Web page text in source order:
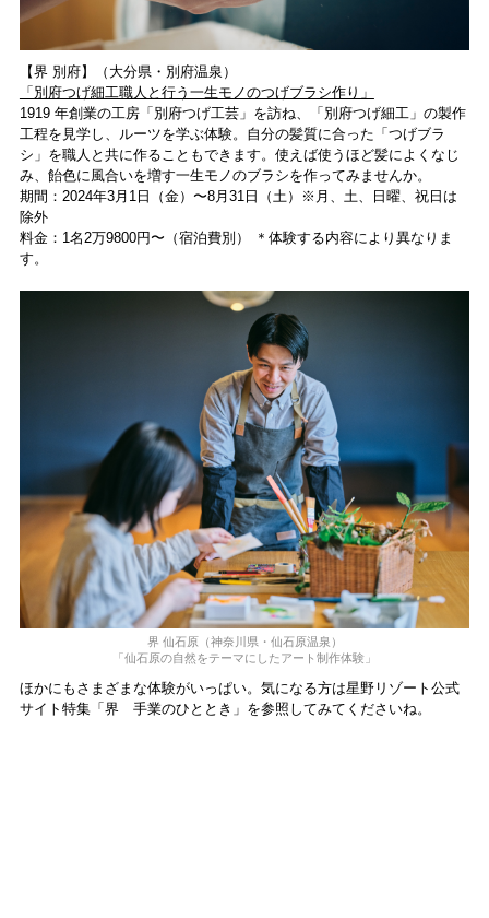
【界 別府】（⼤分県・別府温泉）
「別府つげ細⼯職⼈と⾏う⼀⽣モノのつげブラシ作り」
1919 年創業の⼯房「別府つげ⼯芸」を訪ね、「別府つげ細⼯」の製作
⼯程を⾒学し、ルーツを学ぶ体験。⾃分の髪質に合った「つげブラ
シ」を職⼈と共に作ることもできます。使えば使うほど髪によくなじ
み、飴⾊に⾵合いを増す⼀⽣モノのブラシを作ってみませんか。
期間：2024年3⽉1⽇（金）〜8⽉31⽇（土）※⽉、⼟、⽇曜、祝⽇は
除外
料⾦：1名2万9800円〜（宿泊費別） ＊体験する内容により異なりま
す。
界 仙⽯原（神奈川県・仙⽯原温泉）
「仙⽯原の⾃然をテーマにしたアート制作体験」
ほかにもさまざまな体験がいっぱい。気になる方は星野リゾート公式
サイト特集「界 手業のひととき」を参照してみてくださいね。